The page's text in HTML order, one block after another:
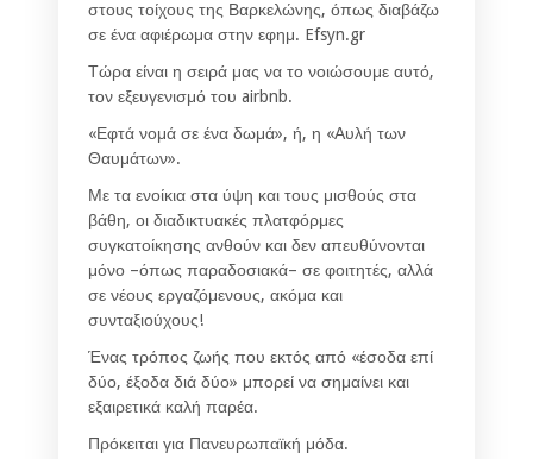
στους τοίχους της Βαρκελώνης, όπως διαβάζω
σε ένα αφιέρωμα στην εφημ. Efsyn.gr
Τώρα είναι η σειρά μας να το νοιώσουμε αυτό,
τον εξευγενισμό του airbnb.
«Εφτά νομά σε ένα δωμά», ή, η «Αυλή των
Θαυμάτων».
Με τα ενοίκια στα ύψη και τους μισθούς στα
βάθη, οι διαδικτυακές πλατφόρμες
συγκατοίκησης ανθούν και δεν απευθύνονται
μόνο –όπως παραδοσιακά– σε φοιτητές, αλλά
σε νέους εργαζόμενους, ακόμα και
συνταξιούχους!
Ένας τρόπος ζωής που εκτός από «έσοδα επί
δύο, έξοδα διά δύο» μπορεί να σημαίνει και
εξαιρετικά καλή παρέα.
Πρόκειται για Πανευρωπαϊκή μόδα.